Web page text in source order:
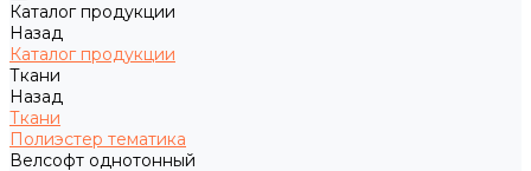
Каталог продукции
Назад
Каталог продукции
Ткани
Назад
Ткани
Полиэстер тематика
Велсофт однотонный